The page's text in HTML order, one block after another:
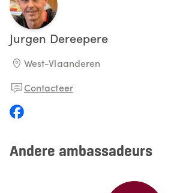
Jurgen Dereepere
West-Vlaanderen
Contacteer
Andere ambassadeurs